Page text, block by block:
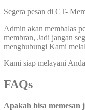
Segera pesan di CT-
Admin akan membalas
membran, Jadi jangan
menghubungi Kami
Kami siap melayani
FAQs
Apakah bisa memesan